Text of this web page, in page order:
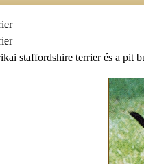
staffordshire terrier és a pit